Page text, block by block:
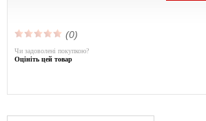
(0)
Чи задоволені покупкою?
Оцініть цей товар